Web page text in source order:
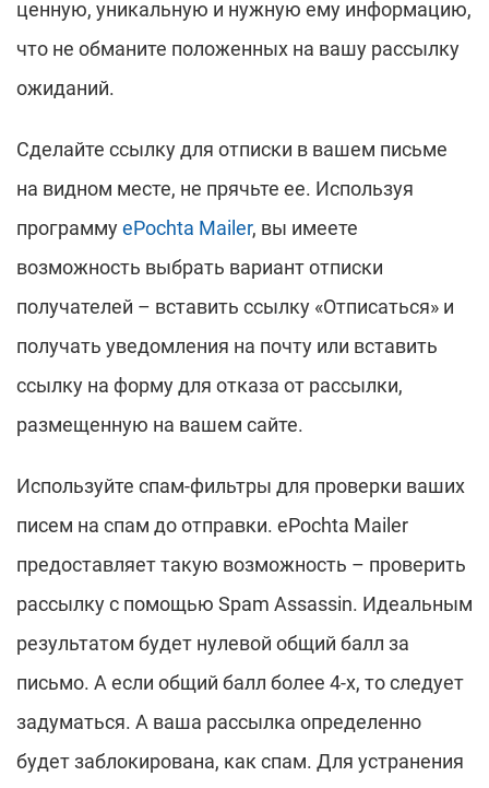
ценную, уникальную и нужную ему информацию,
что не обманите положенных на вашу рассылку
ожиданий.
Сделайте ссылку для отписки в вашем письме
на видном месте, не прячьте ее. Используя
программуePochta Mailer, вы имеете
возможность выбрать вариант отписки
получателей – вставить ссылку «Отписаться» и
получать уведомления на почту или вставить
ссылку на форму для отказа от рассылки,
размещенную на вашем сайте.
Используйте спам-фильтры для проверки ваших
писем на спам до отправки. ePochta Mailer
предоставляет такую возможность – проверить
рассылку с помощью Spam Assassin. Идеальным
результатом будет нулевой общий балл за
письмо. А если общий балл более 4-х, то следует
задуматься. А ваша рассылка определенно
будет заблокирована, как спам. Для устранения